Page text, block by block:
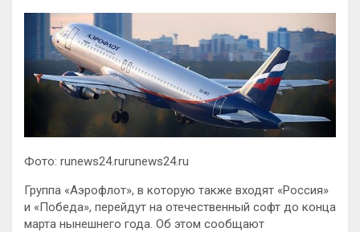
Фото: runews24.rurunews24.ru
Группа «Аэрофлот», в которую также входят «Россия»
и «Победа», перейдут на отечественный софт до конца
марта нынешнего года. Об этом сообщают